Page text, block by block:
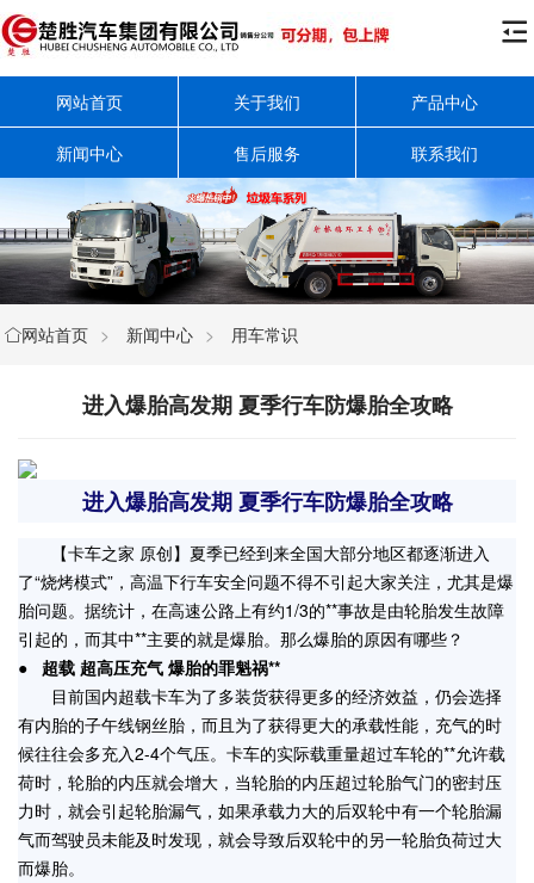

网站首页 关于我们 产品中心
新闻中心 售后服务 联系我们
网站首页 > 新闻中心 > 用车常识
进入爆胎高发期 夏季行车防爆胎全攻略
进入爆胎高发期 夏季行车防爆胎全攻略
【卡车之家 原创】夏季已经到来全国大部分地区都逐渐进入
了“烧烤模式”，高温下行车安全问题不得不引起大家关注，尤其是爆
胎问题。据统计，在高速公路上有约1/3的**事故是由轮胎发生故障
引起的，而其中**主要的就是爆胎。那么爆胎的原因有哪些？
●
超载 超高压充气 爆胎的罪魁祸**
目前国内超载卡车为了多装货获得更多的经济效益，仍会选择
有内胎的子午线钢丝胎，而且为了获得更大的承载性能，充气的时
候往往会多充入2-4个气压。卡车的实际载重量超过车轮的**允许载
荷时，轮胎的内压就会增大，当轮胎的内压超过轮胎气门的密封压
力时，就会引起轮胎漏气，如果承载力大的后双轮中有一个轮胎漏
气而驾驶员未能及时发现，就会导致后双轮中的另一轮胎负荷过大
而爆胎。